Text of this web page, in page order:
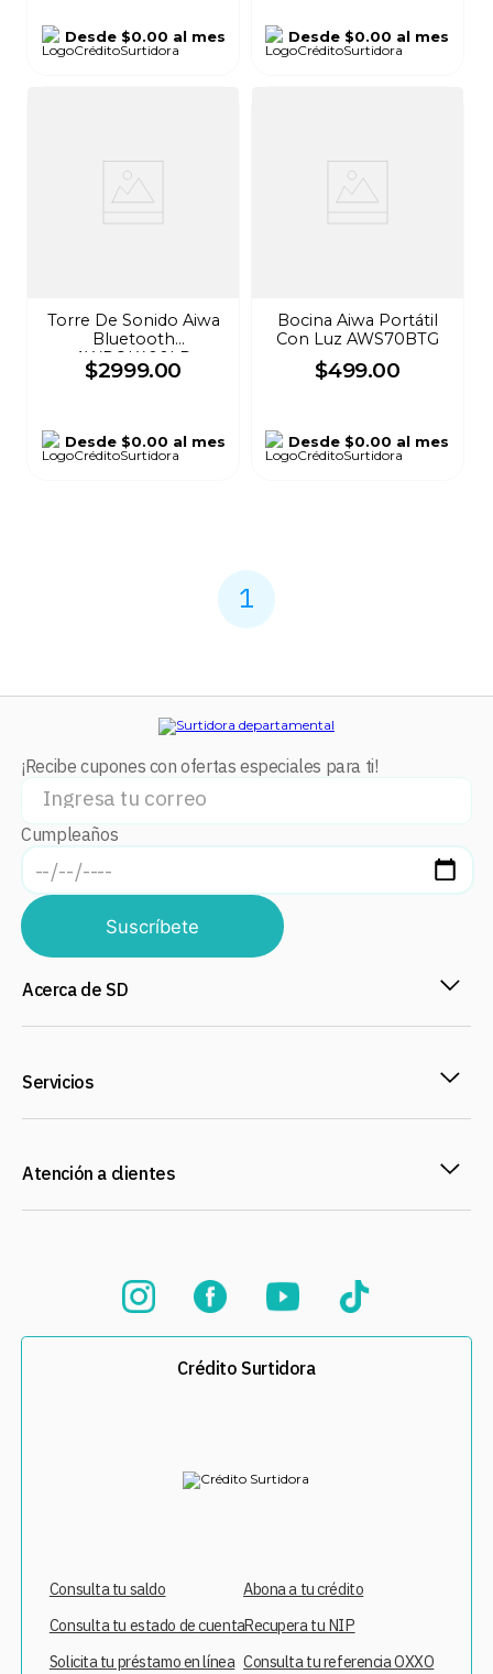
Desde$0.00 al mes Desde $0.00 al mes
Torre De Sonido Aiwa
Bluetooth
AWPOK400LD
$2999.00
Desde$0.00 al mes
Bocina Aiwa Portátil
Con Luz AWS70BTG
$499.00
Desde $0.00 al mes
1
¡Recibe cupones con ofertas especiales para ti!
Cumpleaños
Suscríbete
Acerca de SD
Servicios
Atención a clientes
Crédito Surtidora
Consulta tu saldo
Consulta tu estado de cuenta
Solicita tu préstamo en línea
Abona a tu crédito
Recupera tu NIP
Consulta tu referencia OXXO